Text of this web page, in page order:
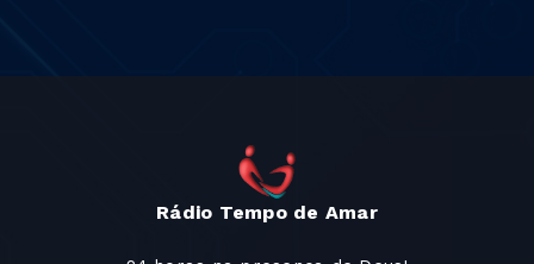
Rádio Tempo de Amar